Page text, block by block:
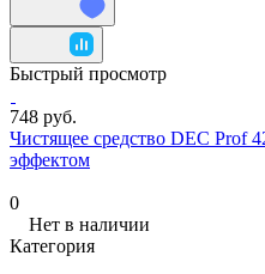
Быстрый просмотр
748 руб.
Чистящее средство DEC Prof
эффектом
0
Нет в наличии
Категория